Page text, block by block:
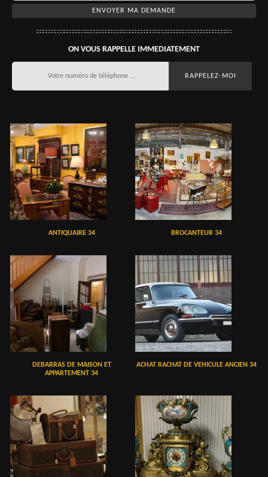
ON VOUS RAPPELLE IMMEDIATEMENT
ANTIQUAIRE 34 BROCANTEUR 34
DEBARRAS DE MAISON ET
APPARTEMENT 34
ACHAT RACHAT DE VEHICULE ANCIEN 34